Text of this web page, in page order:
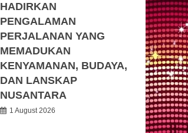
HADIRKAN
PENGALAMAN
PERJALANAN YANG
MEMADUKAN
KENYAMANAN, BUDAYA,
DAN LANSKAP
NUSANTARA
1 August 2026